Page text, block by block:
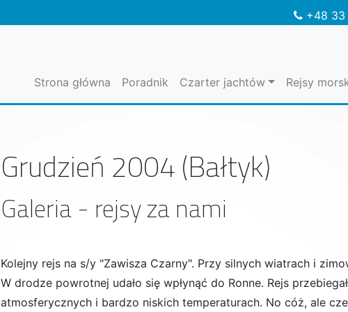
+48
Strona główna Poradnik Czarter jachtów Rejsy
Grudzień 2004 (Bałtyk)
Galeria - rejsy za nami
Kolejny rejs na s/y "Zawisza Czarny". Przy silnych wiatrach i
W drodze powrotnej udało się wpłynąć do Ronne. Rejs
atmosferycznych i bardzo niskich temperaturach. No cóż, ale